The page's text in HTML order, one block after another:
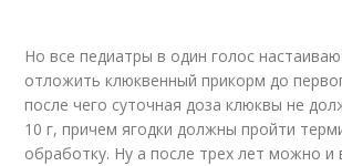
Но все педиатры в один голос
отложить клюквенный прикорм до
после чего суточная доза клюквы не
10 г, причем ягодки должны пройти
обработку. Ну а после трех лет можно и